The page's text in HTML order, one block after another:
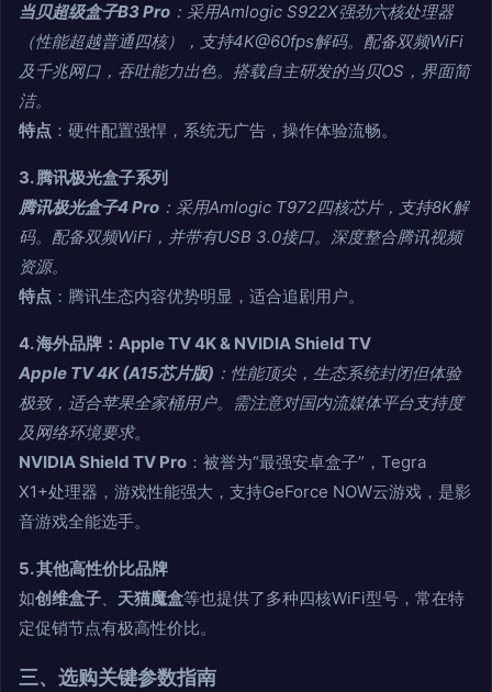
当贝超级盒子B3 Pro ：采用Amlogic S922X强劲六核处理器
（性能超越普通四核），支持4K@60fps解码。配备双频WiFi
及千兆网口，吞吐能力出色。搭载自主研发的当贝OS，界面简
洁。
特点 ：硬件配置强悍，系统无广告，操作体验流畅。
3. 腾讯极光盒子系列
腾讯极光盒子4 Pro ：采用Amlogic T972四核芯片，支持8K解
码。配备双频WiFi，并带有USB 3.0接口。深度整合腾讯视频
资源。
特点 ：腾讯生态内容优势明显，适合追剧用户。
4. 海外品牌：Apple TV 4K & NVIDIA Shield TV
Apple TV 4K (A15芯片版) ：性能顶尖，生态系统封闭但体验
极致，适合苹果全家桶用户。需注意对国内流媒体平台支持度
及网络环境要求。
NVIDIA Shield TV Pro ：被誉为“最强安卓盒子”，Tegra
X1+处理器，游戏性能强大，支持GeForce NOW云游戏，是影
音游戏全能选手。
5. 其他高性价比品牌
如创维盒子、 天猫魔盒等也提供了多种四核WiFi型号，常在特
定促销节点有极高性价比。
三、选购关键参数指南